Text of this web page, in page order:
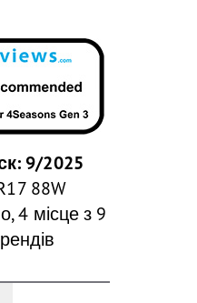
9/2025
88W
4 місце з 9